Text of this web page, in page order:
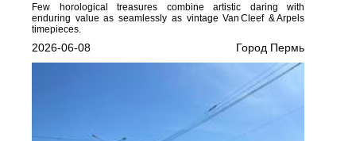
Few horological treasures combine artistic daring with
enduring value as seamlessly as vintage Van Cleef & Arpels
timepieces.
2026-06-08 Город Пермь